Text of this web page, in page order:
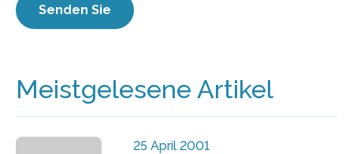
Meistgelesene Artikel
25 April 2001